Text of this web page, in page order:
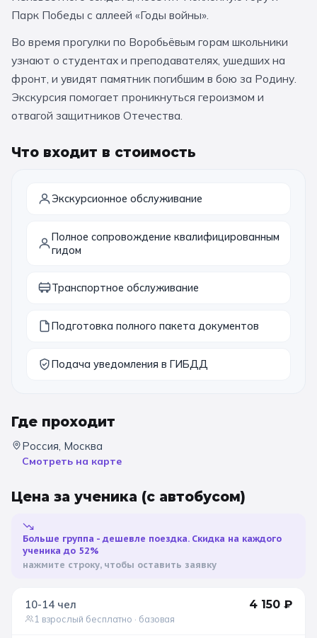
За кулисами театров
Усадьбы и заповедники Экологические
Народные промыслы Интерактивные
Квесты Мастер-классы
Дошкольники
5 класс
7 класс
Все музеи Музей космонавтики
Дарвиновский музей Ещё 6
Москва
Великий Новгород Алтай
Рязань Мурманск Волгоград
Парк Победы с аллеей «Годы войны».
Во время прогулки по Воробьёвым горам школьники
узнают о студентах и преподавателях, ушедших на
фронт, и увидят памятник погибшим в бою за Родину.
Экскурсия помогает проникнуться героизмом и
отвагой защитников Отечества.
Что входит в стоимость
Экскурсионное обслуживание
Полное сопровождение квалифицированным
гидом
Транспортное обслуживание
Подготовка полного пакета документов
Подача уведомления в ГИБДД
Где проходит
Россия, Москва
Смотреть на карте
Цена за ученика (с автобусом)
Больше группа - дешевле поездка. Скидка на каждого
ученика до 52%
нажмите строку, чтобы оставить заявку
10-14 чел
1 взрослый бесплатно · базовая
4 150 ₽